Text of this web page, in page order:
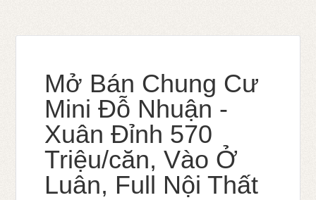
Mở Bán Chung Cư
Mini Đỗ Nhuận -
Xuân Đỉnh 570
Triệu/căn, Vào Ở
Luân, Full Nội Thất